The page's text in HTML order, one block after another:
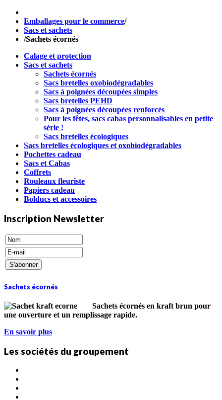
Emballages pour le commerce/
Sacs et sachets
/Sachets écornés
Calage et protection
Sacs et sachets
Sachets écornés
Sacs bretelles oxobiodégradables
Sacs à poignées découpées simples
Sacs bretelles PEHD
Sacs à poignées découpées renforcés
Pour les fêtes, sacs cabas personnalisables en petite
série !
Sacs bretelles écologiques
Sacs bretelles écologiques et oxobiodégradables
Pochettes cadeau
Sacs et Cabas
Coffrets
Rouleaux fleuriste
Papiers cadeau
Bolducs et accessoires
Inscription Newsletter
Sachets écornés
Sachets écornés en kraft brun pour
une ouverture et un remplissage rapide.
En savoir plus
Les sociétés du groupement